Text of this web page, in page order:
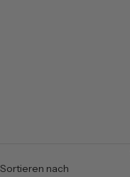
Sortieren nach